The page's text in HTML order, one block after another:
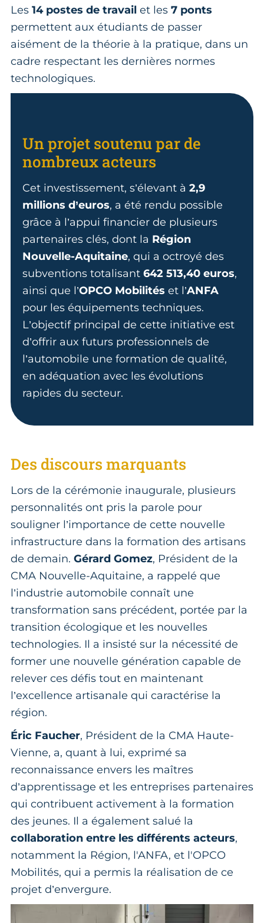
Les 14 postes de travail et les 7 ponts
permettent aux étudiants de passer
aisément de la théorie à la pratique, dans un
cadre respectant les dernières normes
technologiques.
Un projet soutenu par de
nombreux acteurs
Cet investissement, s’élevant à 2,9
millions d’euros, a été rendu possible
grâce à l’appui financier de plusieurs
partenaires clés, dont la Région
Nouvelle-Aquitaine, qui a octroyé des
subventions totalisant 642 513,40 euros,
ainsi que l’OPCO Mobilités et l’ANFA
pour les équipements techniques.
L’objectif principal de cette initiative est
d’offrir aux futurs professionnels de
l’automobile une formation de qualité,
en adéquation avec les évolutions
rapides du secteur.
Des discours marquants
Lors de la cérémonie inaugurale, plusieurs
personnalités ont pris la parole pour
souligner l’importance de cette nouvelle
infrastructure dans la formation des artisans
de demain. Gérard Gomez, Président de la
CMA Nouvelle-Aquitaine, a rappelé que
l’industrie automobile connaît une
transformation sans précédent, portée par la
transition écologique et les nouvelles
technologies. Il a insisté sur la nécessité de
former une nouvelle génération capable de
relever ces défis tout en maintenant
l’excellence artisanale qui caractérise la
région.
Éric Faucher, Président de la CMA Haute-
Vienne, a, quant à lui, exprimé sa
reconnaissance envers les maîtres
d’apprentissage et les entreprises partenaires
qui contribuent activement à la formation
des jeunes. Il a également salué la
collaboration entre les différents acteurs,
notamment la Région, l'ANFA, et l'OPCO
Mobilités, qui a permis la réalisation de ce
projet d’envergure.